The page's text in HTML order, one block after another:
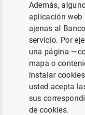
Documento
Además,
aplicación web
ajenas al
servicio. Por
una página
mapa o
instalar
usted acepta
sus
de cookies.